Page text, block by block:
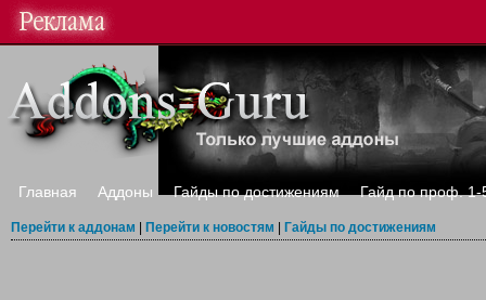
Главная Аддоны Гайды по достижениям Гайд по проф. 1-
Перейти к аддонам Перейти к новостям Гайды по достижениям